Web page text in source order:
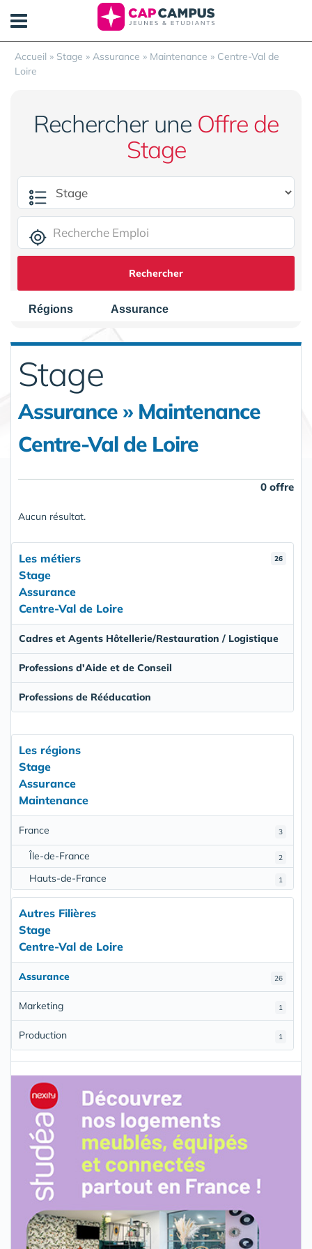
Accueil » Stage » Assurance » Maintenance » Centre-Val de
Loire
Rechercher une Offre de
Stage
Rechercher
Régions Assurance
Stage
Assurance » Maintenance
Centre-Val de Loire
0 offre
Aucun résultat.
26
Les métiers
Stage
Assurance
Centre-Val de Loire
Cadres et Agents Hôtellerie/Restauration / Logistique
Professions d'Aide et de Conseil
Professions de Rééducation
Les régions
Stage
Assurance
Maintenance
3
France
2
Île-de-France
1
Hauts-de-France
Autres Filières
Stage
Centre-Val de Loire
26
Assurance
1
Marketing
1
Production
Panneau de gestion des cookies